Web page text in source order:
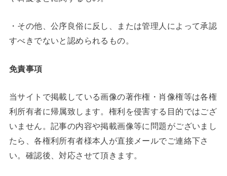
・その他、公序良俗に反し、または管理人によって承認
すべきでないと認められるもの。
免責事項
当サイトで掲載している画像の著作権・肖像権等は各権
利所有者に帰属致します。権利を侵害する目的ではござ
いません。記事の内容や掲載画像等に問題がございまし
たら、各権利所有者様本人が直接メールでご連絡下さ
い。確認後、対応させて頂きます。